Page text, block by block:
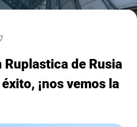
Ruplastica de Rusia
¡nos vemos la